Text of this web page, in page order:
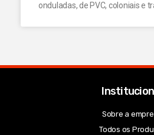
onduladas, de PVC, coloniais e
Sobre a
Todos os